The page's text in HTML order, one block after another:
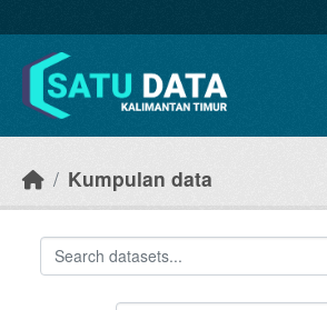
Kumpulan data